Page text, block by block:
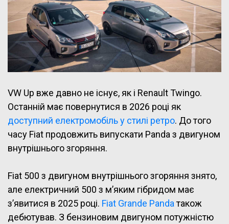
VW Up вже давно не існує, як і Renault Twingo.
Останній має повернутися в 2026 році як
доступний електромобіль у стилі ретро. До того
часу Fiat продовжить випускати Panda з двигуном
внутрішнього згоряння.
Fiat 500 з двигуном внутрішнього згоряння знято,
але електричний 500 з м’яким гібридом має
з’явитися в 2025 році. Fiat Grande Pandaтакож
дебютував. З бензиновим двигуном потужністю